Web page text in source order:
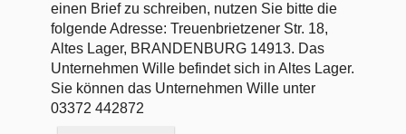
einen Brief zu schreiben, nutzen Sie bitte die
folgende Adresse: Treuenbrietzener Str. 18,
Altes Lager, BRANDENBURG 14913. Das
Unternehmen Wille befindet sich in Altes Lager.
Sie können das Unternehmen Wille unter
03372 442872